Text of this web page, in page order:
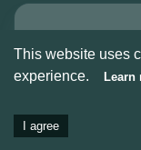
This website uses
experience.
Learn
I agree
Copyright ©
2026